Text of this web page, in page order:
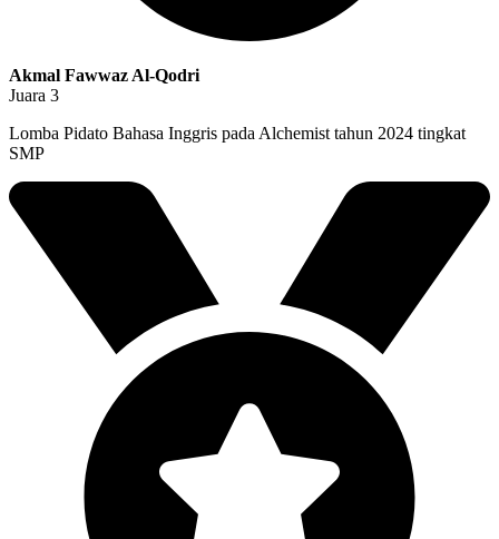
Akmal Fawwaz Al-Qodri
Juara 3
Lomba Pidato Bahasa Inggris pada Alchemist tahun 2024 tingkat
SMP